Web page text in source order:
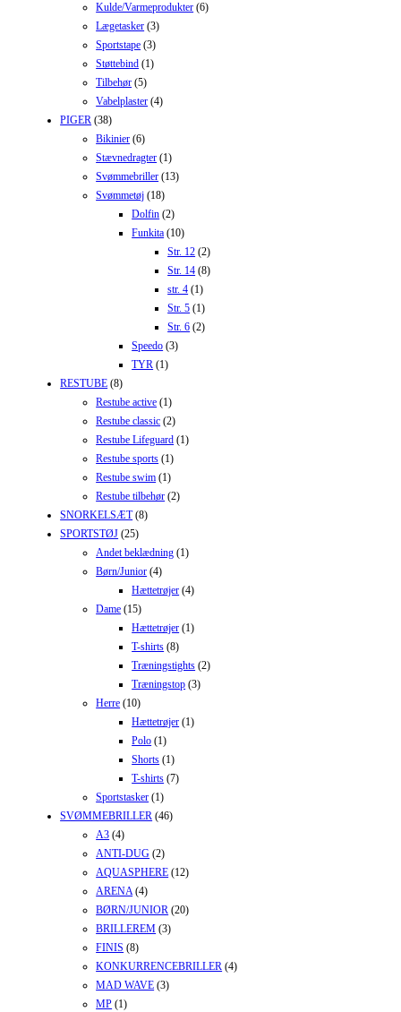
Kulde/Varmeprodukter (6)
Lægetasker (3)
Sportstape (3)
Støttebind (1)
Tilbehør (5)
Vabelplaster (4)
PIGER (38)
Bikinier (6)
Stævnedragter (1)
Svømmebriller (13)
Svømmetøj (18)
Dolfin (2)
Funkita (10)
Str. 12 (2)
Str. 14 (8)
str. 4 (1)
Str. 5 (1)
Str. 6 (2)
Speedo (3)
TYR (1)
RESTUBE (8)
Restube active (1)
Restube classic (2)
Restube Lifeguard (1)
Restube sports (1)
Restube swim (1)
Restube tilbehør (2)
SNORKELSÆT (8)
SPORTSTØJ (25)
Andet beklædning (1)
Børn/Junior (4)
Hættetrøjer (4)
Dame (15)
Hættetrøjer (1)
T-shirts (8)
Træningstights (2)
Træningstop (3)
Herre (10)
Hættetrøjer (1)
Polo (1)
Shorts (1)
T-shirts (7)
Sportstasker (1)
SVØMMEBRILLER (46)
A3 (4)
ANTI-DUG (2)
AQUASPHERE (12)
ARENA (4)
BØRN/JUNIOR (20)
BRILLEREM (3)
FINIS (8)
KONKURRENCEBRILLER (4)
MAD WAVE (3)
MP (1)